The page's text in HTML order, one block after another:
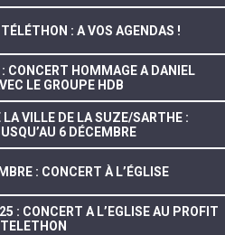
: A VOS AGENDAS !
CONCERT HOMMAGE A DANIEL
LE GROUPE HDB
LA VILLE DE LA SUZE/SARTHE :
6 DÉCEMBRE
: CONCERT À L’ÉGLISE
: CONCERT A L’EGLISE AU PROFIT